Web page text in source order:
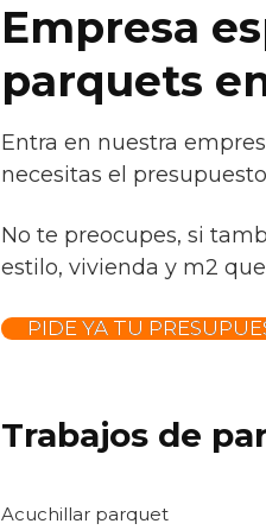
Empresa
parquets
Entra en nuestra
necesitas el
No te preocupes, si
estilo, vivienda y m2
PIDE YA TU
Trabajos de
Acuchillar parquet